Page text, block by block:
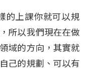
的上課你就可以規
所以我們現在在做
域的方向，其實就
己的規劃、可以有